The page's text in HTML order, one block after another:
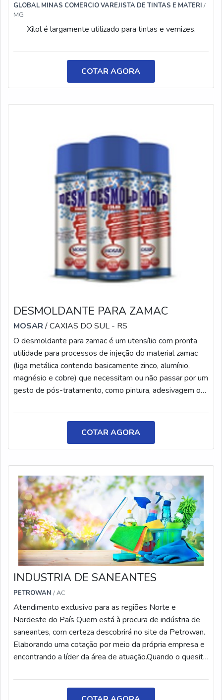
GLOBAL MINAS COMERCIO VAREJISTA DE TINTAS E MATERI /
MG
Xilol é largamente utilizado para tintas e vernizes.
COTAR AGORA
DESMOLDANTE PARA ZAMAC
MOSAR/ CAXIAS DO SUL - RS
O desmoldante para zamac é um utensílio com pronta
utilidade para processos de injeção do material zamac
(liga metálica contendo basicamente zinco, alumínio,
magnésio e cobre) que necessitam ou não passar por um
gesto de pós-tratamento, como pintura, adesivagem ou
a extração da peça injetada da cavidade, evitando
quebras e defeitos, e mantendo um excelente
acabamento superficial do produto
final.CARACTERÍSTICAS DO PRODUTOO desmoldante
contém
COTAR AGORA
INDUSTRIA DE SANEANTES
PETROWAN / AC
Atendimento exclusivo para as regiões Norte e
Nordeste do País Quem está à procura de indústria de
saneantes, com certeza descobrirá no site da Petrowan.
Elaborando uma cotação por meio da própria empresa e
encontrando a líder da área de atuação.Quando o quesito
encontramos excelente custo-benefício com assessoria
técnica especializada.MAIS INFORMAÇÕES